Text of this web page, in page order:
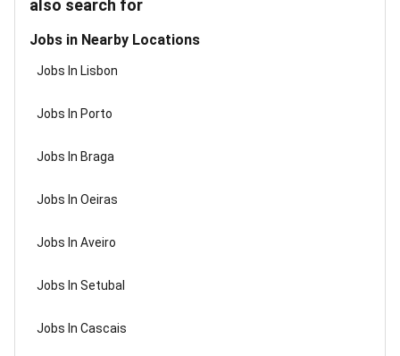
also search for
Jobs in Nearby Locations
Jobs In Lisbon
Jobs In Porto
Jobs In Braga
Jobs In Oeiras
Jobs In Aveiro
Jobs In Setubal
Jobs In Cascais